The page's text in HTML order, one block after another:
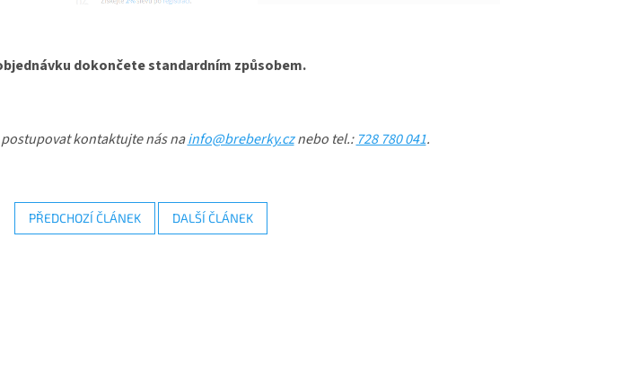
dokončete standardním způsobem.
kontaktujte nás nainfo@breberky.cznebo tel.: 728 780 041.
PŘEDCHOZÍ ČLÁNEK DALŠÍ ČLÁNEK